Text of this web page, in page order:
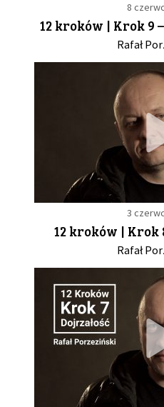
8
12 kroków | Krok 9
Rafał
3
12 kroków | Krok
Rafał